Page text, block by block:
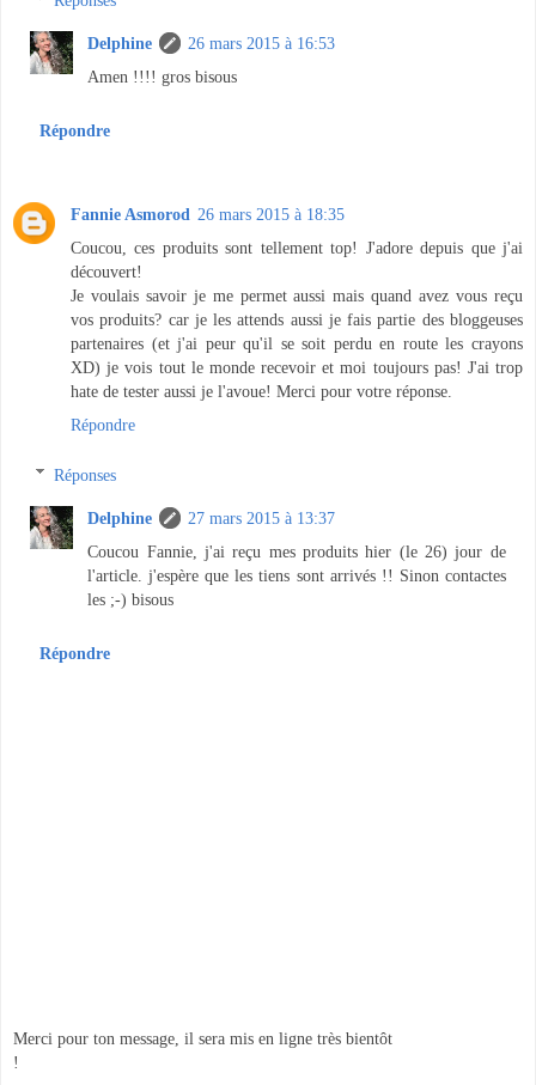
Delphine
26 mars 2015 à 16:53
Amen !!!! gros bisous
Répondre
Fannie Asmorod 26 mars 2015 à 18:35
Coucou, ces produits sont tellement top! J'adore depuis que j'ai
découvert!
Je voulais savoir je me permet aussi mais quand avez vous reçu
vos produits? car je les attends aussi je fais partie des bloggeuses
partenaires (et j'ai peur qu'il se soit perdu en route les crayons
XD) je vois tout le monde recevoir et moi toujours pas! J'ai trop
hate de tester aussi je l'avoue! Merci pour votre réponse.
Répondre
Réponses
Delphine
27 mars 2015 à 13:37
Coucou Fannie, j'ai reçu mes produits hier (le 26) jour de
l'article. j'espère que les tiens sont arrivés !! Sinon contactes
les ;-) bisous
Répondre
Merci pour ton message, il sera mis en ligne très bientôt
!